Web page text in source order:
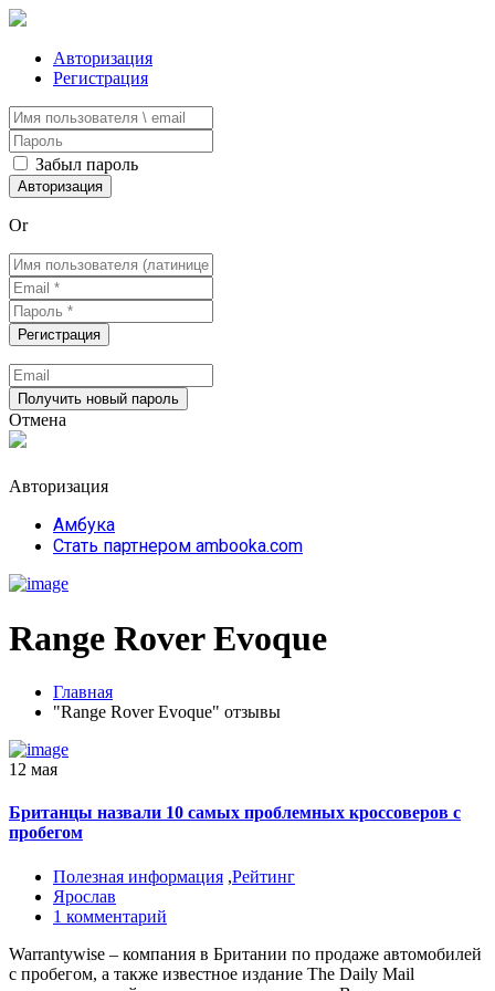
Авторизация
Регистрация
Забыл пароль
Or
Отмена
Авторизация
Амбука
Стать партнером ambooka.com
Range Rover Evoque
Главная
"Range Rover Evoque" отзывы
12 мая
Британцы назвали 10 самых проблемных кроссоверов с
пробегом
Полезная информация ,Рейтинг
Ярослав
1 комментарий
Warrantywise – компания в Британии по продаже автомобилей
с пробегом, а также известное издание The Daily Mail